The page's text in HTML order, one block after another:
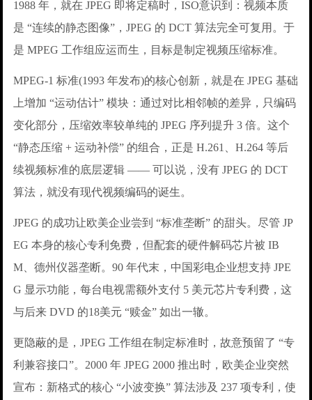
1988 年，就在 JPEG 即将定稿时，ISO意识到：视频本质
是 “连续的静态图像”，JPEG 的 DCT 算法完全可复用。于
是 MPEG 工作组应运而生，目标是制定视频压缩标准。
MPEG-1 标准(1993 年发布)的核心创新，就是在 JPEG 基础
上增加 “运动估计” 模块：通过对比相邻帧的差异，只编码
变化部分，压缩效率较单纯的 JPEG 序列提升 3 倍。这个
“静态压缩 + 运动补偿” 的组合，正是 H.261、H.264 等后
续视频标准的底层逻辑 —— 可以说，没有 JPEG 的 DCT
算法，就没有现代视频编码的诞生。
JPEG 的成功让欧美企业尝到 “标准垄断” 的甜头。尽管 JP
EG 本身的核心专利免费，但配套的硬件解码芯片被 IB
M、德州仪器垄断。90 年代末，中国彩电企业想支持 JPE
G 显示功能，每台电视需额外支付 5 美元芯片专利费，这
与后来 DVD 的18美元 “赎金” 如出一辙。
更隐蔽的是，JPEG 工作组在制定标准时，故意预留了 “专
利兼容接口”。2000 年 JPEG 2000 推出时，欧美企业突然
宣布：新格式的核心 “小波变换” 算法涉及 237 项专利，使